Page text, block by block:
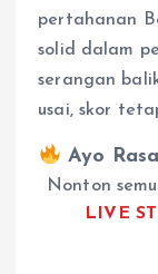
pertahanan
solid dalam
serangan
usai, skor
Ayo
Nonton
LIVE